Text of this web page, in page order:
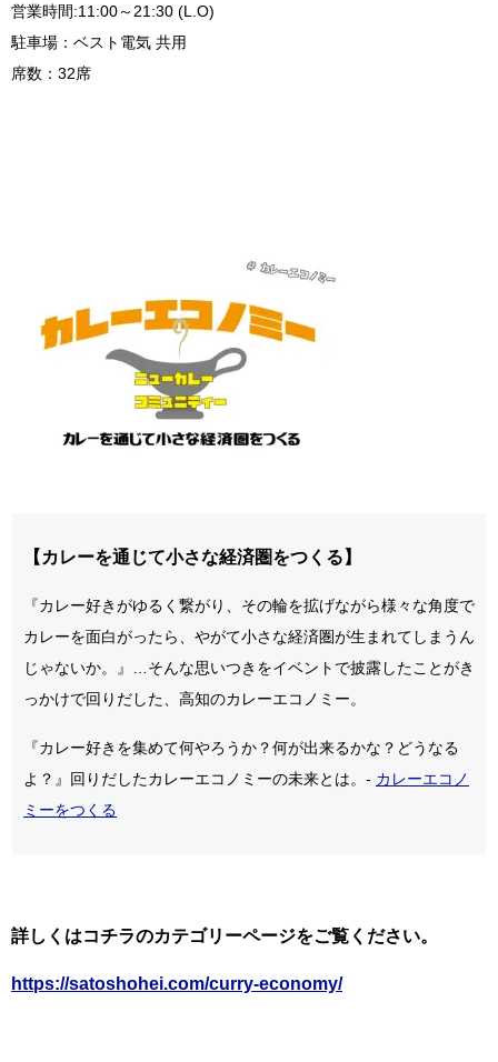
営業時間:11:00～21:30 (L.O)
駐車場：ベスト電気 共用
席数：32席
【カレーを通じて小さな経済圏をつくる】
『カレー好きがゆるく繋がり、その輪を拡げながら様々な角度で
カレーを面白がったら、やがて小さな経済圏が生まれてしまうん
じゃないか。』…そんな思いつきをイベントで披露したことがき
っかけで回りだした、高知のカレーエコノミー。
『カレー好きを集めて何やろうか？何が出来るかな？どうなる
よ？』回りだしたカレーエコノミーの未来とは。- カレーエコノ
ミーをつくる
詳しくはコチラのカテゴリーページをご覧ください。
https://satoshohei.com/curry-economy/